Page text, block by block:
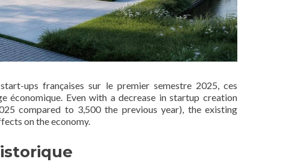
ups françaises sur le premier semestre 2025, ces
économique. Even with a decrease in startup creation
compared to 3,500 the previous year), the existing
on the economy.